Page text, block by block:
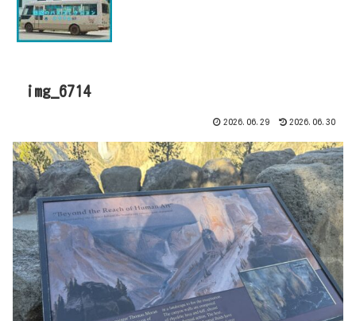
img_6714
2026.06.29 2026.06.30